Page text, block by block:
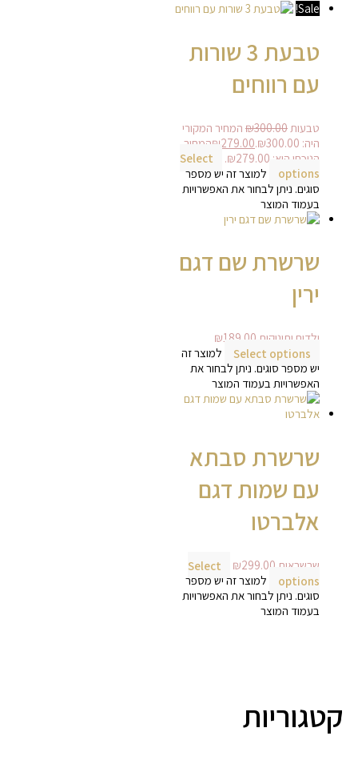
Sale!
טבעת 3 שורות
עם רווחים
טבעות ₪300.00
המחיר המקורי
היה: ₪300.00.
₪279.00
המחיר
הנוכחי הוא: ₪279.00.
Select
options
למוצר זה יש מספר
סוגים. ניתן לבחור את האפשרויות
בעמוד המוצר
שרשרת שם דגם
ירין
ילדים ותינוקות ₪189.00
Select options
למוצר זה
יש מספר סוגים. ניתן לבחור את
האפשרויות בעמוד המוצר
שרשרת סבתא
עם שמות דגם
אלברטו
שרשראות ₪299.00
Select
options
למוצר זה יש מספר
סוגים. ניתן לבחור את האפשרויות
בעמוד המוצר
קטגוריות